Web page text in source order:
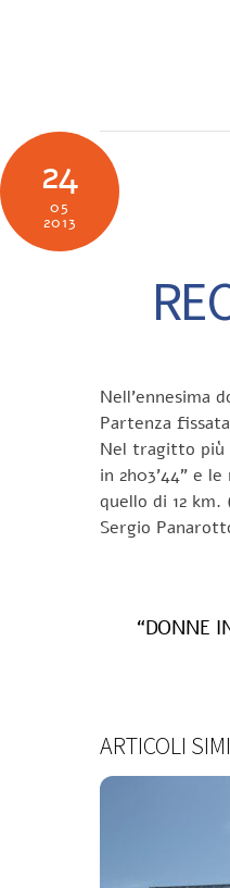
24
05
2013
Nell’ennesima
Partenza
Nel tragitto più
in 2h03’44” e
quello di 12 km.
Sergio
“DONNE
ARTICOLI